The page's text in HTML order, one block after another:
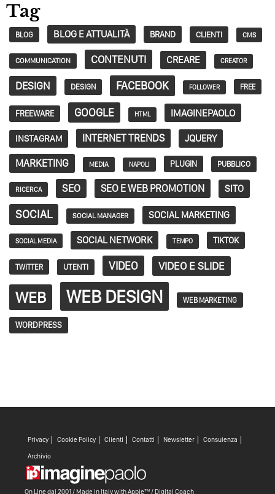
Tag
BLOG BLOG E ATTUALITÀ BRAND CLIENTI CMS
COMMUNICATION CONTENUTI CREARE CREATOR
DESIGN DESIGN FACEBOOK FOLLOWER FREE
FREEWARE GOOGLE HTML IMAGINEPAOLO
INSTAGRAM INTERNET TRENDS JQUERY
MARKETING MEDIA NAPOLI PLUGIN PUBBLICO
RICERCA SEO SEO E WEB PROMOTION SITO
SOCIAL SOCIAL MANAGER SOCIAL MARKETING
SOCIAL MEDIA SOCIAL NETWORK TEMPO TIKTOK
TWITTER UTENTI VIDEO VIDEO E SLIDE
WEB WEB DESIGN WEB MARKETING
WORDPRESS
Privacy Cookie Policy Clienti Contatti Newsletter Consulenza
Archivio
On Line dal 2001 / Made in Italy withApple™ / Digital Coach